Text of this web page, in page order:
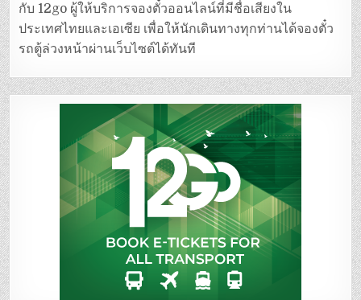
กับ 12go ผู้ให้บริการจองตั๋วออนไลน์ที่มีชื่อเสียงใน
ประเทศไทยและเอเซีย เพื่อให้นักเดินทางทุกท่านได้จองตั๋ว
รถตู้ล่วงหน้าผ่านเว็บไซต์ได้ทันที